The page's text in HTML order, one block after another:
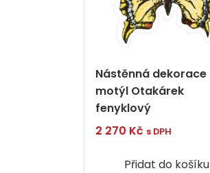
Nástěnná dekorace
motýl Otakárek
fenyklový
2 270 Kč s DPH
Přidat do košíku